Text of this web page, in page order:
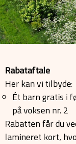
Rabataftale
Her kan vi tilbyde:
Ét barn gratis i
på voksen nr. 2
Rabatten får du
lamineret kort,